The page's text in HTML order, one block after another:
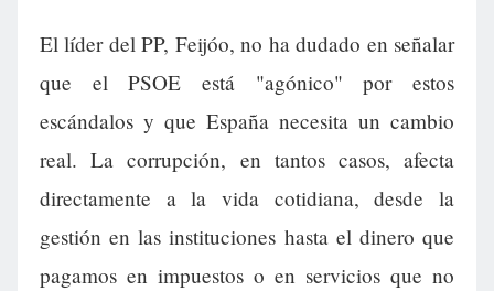
El líder del PP, Feijóo, no ha dudado en señalar
que el PSOE está "agónico" por estos
escándalos y que España necesita un cambio
real. La corrupción, en tantos casos, afecta
directamente a la vida cotidiana, desde la
gestión en las instituciones hasta el dinero que
pagamos en impuestos o en servicios que no